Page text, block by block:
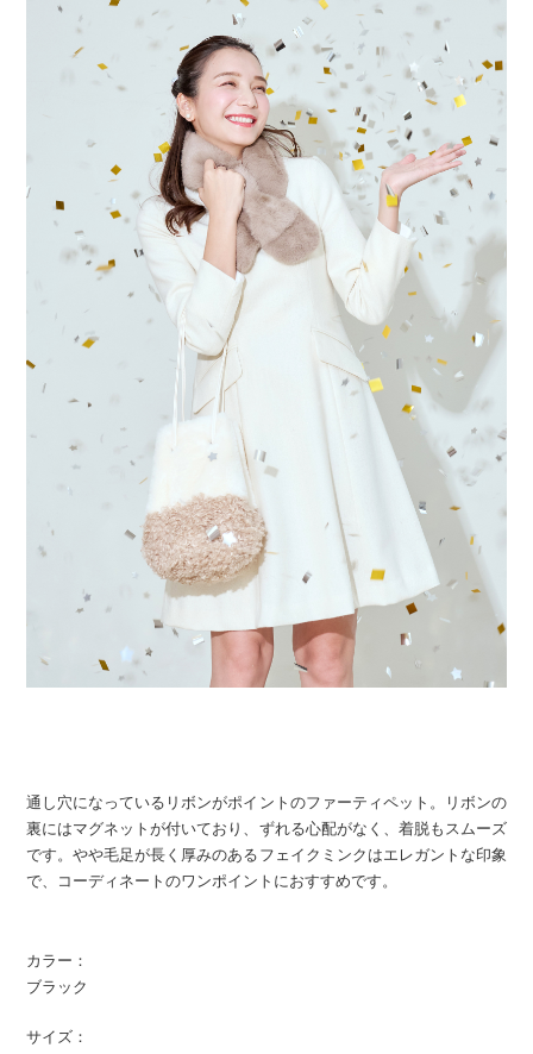
通し穴になっているリボンがポイントのファーティペット。リボンの
裏にはマグネットが付いており、ずれる心配がなく、着脱もスムーズ
です。やや毛足が長く厚みのあるフェイクミンクはエレガントな印象
で、コーディネートのワンポイントにおすすめです。
カラー：
ブラック
サイズ：